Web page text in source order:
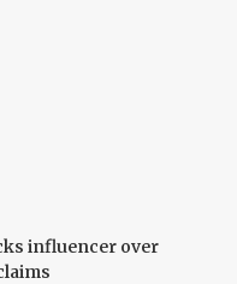
influencer over